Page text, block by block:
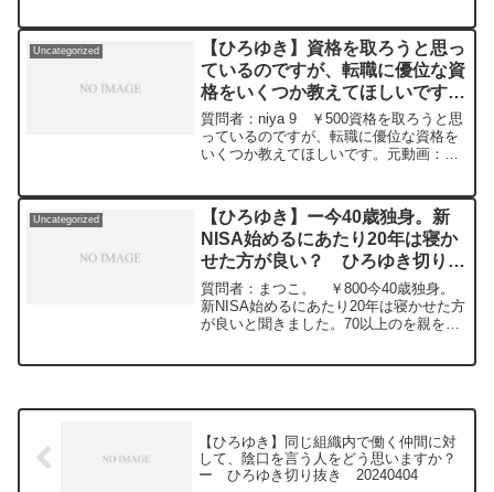
ら、なぜ人類は50年以上も月に再び行っ
ていないのか...
Uncategorized
【ひろゆき】資格を取ろうと思っ
ているのですが、転職に優位な資
格をいくつか教えてほしいです。
ー ひろゆき切り抜き
20240216
質問者：niya 9 ￥500資格を取ろうと思
っているのですが、転職に優位な資格を
いくつか教えてほしいです。元動画：能
ながら。2024/02/16 V23
https://www.youtube.com/watch?
v=ZyS35TEeeg8****************************
**************ひろゆきさんの動画で、寄せ
られた質問について、一問一答形式にし
てみました。過去にこんな質問してるか
な？と気になったことがあれば、下記の
サイトから検索してみてください。
多くの質問を今後も編集し、アップロー
Uncategorized
【ひろゆき】ー今40歳独身。新
NISA始めるにあたり20年は寝か
せた方が良い？ ひろゆき切り抜
き 20240216
質問者：まつこ。 ￥800今40歳独身。
新NISA始めるにあたり20年は寝かせた方
が良いと聞きました。70以上のを親を旅
いいと思いますか？元動画：能登半島に
の4。Magners Irish Ciderを呑みながら。
2024/02/16 V23
https://www.youtube.com/watch?
【ひろゆき】同じ組織内で働く仲間に対
して、陰口を言う人をどう思いますか？
ー ひろゆき切り抜き 20240404